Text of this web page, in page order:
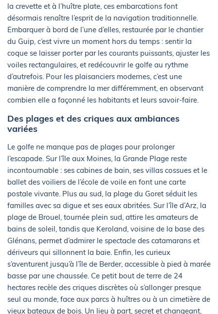
la crevette et à l’huître plate, ces embarcations font
désormais renaître l’esprit de la navigation traditionnelle.
Embarquer à bord de l’une d’elles, restaurée par le chantier
du Guip, c’est vivre un moment hors du temps : sentir la
coque se laisser porter par les courants puissants, ajuster les
voiles rectangulaires, et redécouvrir le golfe au rythme
d’autrefois. Pour les plaisanciers modernes, c’est une
manière de comprendre la mer différemment, en observant
combien elle a façonné les habitants et leurs savoir-faire.
Des plages et des criques aux ambiances
variées
Le golfe ne manque pas de plages pour prolonger
l’escapade. Sur l’île aux Moines, la Grande Plage reste
incontournable : ses cabines de bain, ses villas cossues et le
ballet des voiliers de l’école de voile en font une carte
postale vivante. Plus au sud, la plage du Goret séduit les
familles avec sa digue et ses eaux abritées. Sur l’île d’Arz, la
plage de Brouel, tournée plein sud, attire les amateurs de
bains de soleil, tandis que Keroland, voisine de la base des
Glénans, permet d’admirer le spectacle des catamarans et
dériveurs qui sillonnent la baie. Enfin, les curieux
s’aventurent jusqu’à l’île de Berder, accessible à pied à marée
basse par une chaussée. Ce petit bout de terre de 24
hectares recèle des criques discrètes où s’allonger presque
seul au monde, face aux parcs à huîtres ou à un cimetière de
vieux bateaux de bois. Un lieu à part, secret et changeant,